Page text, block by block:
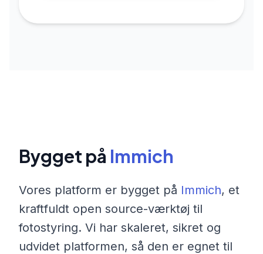
Bygget på Immich
Vores platform er bygget på Immich, et
kraftfuldt open source-værktøj til
fotostyring. Vi har skaleret, sikret og
udvidet platformen, så den er egnet til